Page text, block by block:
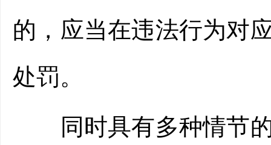
的，应当在违法行为对
处罚。
同时具有多种情节的